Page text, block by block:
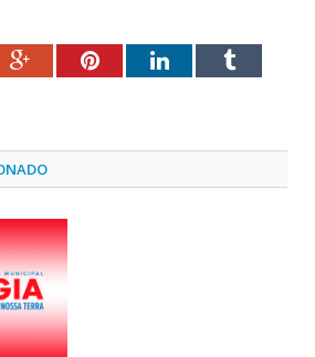
Google+PinterestLinkedInTumblr